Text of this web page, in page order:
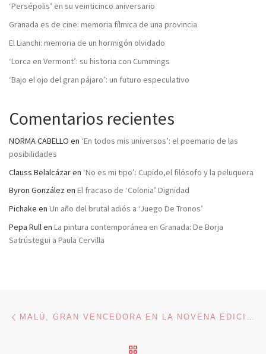
‘Persépolis’ en su veinticinco aniversario
Granada es de cine: memoria fílmica de una provincia
El Lianchi: memoria de un hormigón olvidado
‘Lorca en Vermont’: su historia con Cummings
‘Bajo el ojo del gran pájaro’: un futuro especulativo
Comentarios recientes
NORMA CABELLO en ‘En todos mis universos’: el poemario de las
posibilidades
Clauss Belalcázaren ‘No es mi tipo’: Cupido,el filósofo y la peluquera
Byron González en El fracaso de ‘Colonia’ Dignidad
Pichake en Un año del brutal adiós a ‘Juego De Tronos’
Pepa Rullen La pintura contemporánea en Granada: De Borja
Satrústegui a Paula Cervilla
Navegación de entradas MALÚ, GRAN VENCEDORA EN LA NOVENA EDICIÓN DE LOS PREMIOS 40 PRINCIPALES